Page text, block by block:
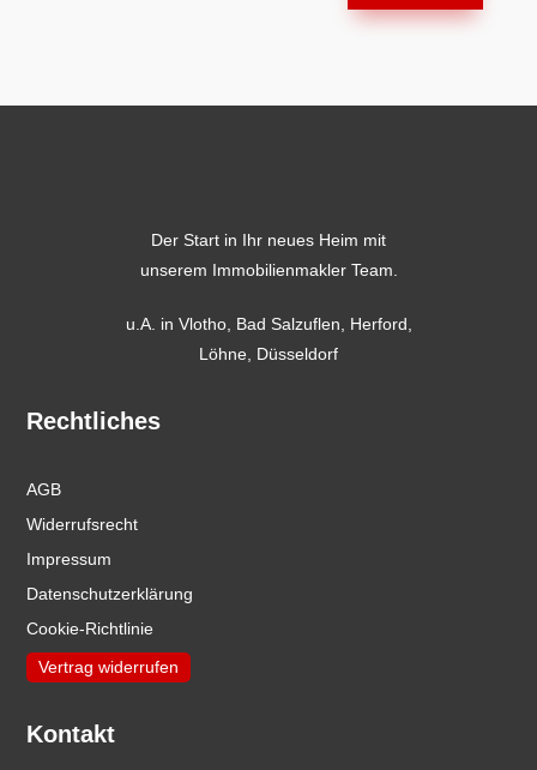
Der Start in Ihr neues Heim mit
unserem Immobilienmakler Team.
u.A. in Vlotho, Bad Salzuflen Herford
Löhne, Düsseldorf
Rechtliches
AGB
Widerrufsrecht
Impressum
Datenschutzerklärung
Cookie-Richtlinie
Vertrag widerrufen
Kontakt